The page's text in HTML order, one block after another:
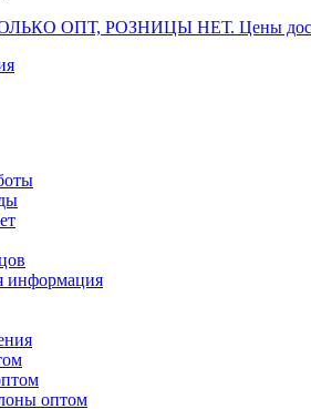
ОПТ, РОЗНИЦЫ НЕТ. Цены
информация
оптом